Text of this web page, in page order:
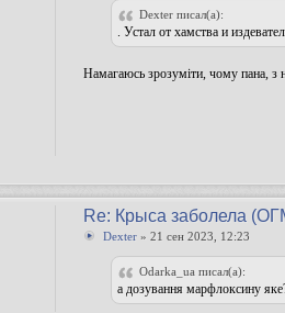
Dexter писал(а):
. Устал от хамства и
Намагаюсь зрозуміти, чому пана, з
Re: Крыса заболела
Dexter » 21 сен 2023, 12:23
Odarka_ua писал(а):
а дозування марфлоксину